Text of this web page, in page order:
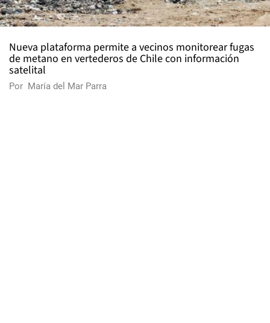
Nueva plataforma permite a vecinos monitorear fugas
de metano en vertederos de Chile con información
satelital
Por María del Mar Parra